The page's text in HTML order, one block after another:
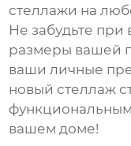
стеллажи на
Не забудьте при
размеры вашей
ваши личные
новый стеллаж
вашем доме!